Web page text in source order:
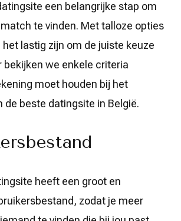
een belangrijke stap om
te vinden. Met talloze opties
het lastig zijn om de juiste keuze
bekijken we enkele criteria
moet houden bij het
de beste datingsite in België.
heeft een groot en
zodat je meer